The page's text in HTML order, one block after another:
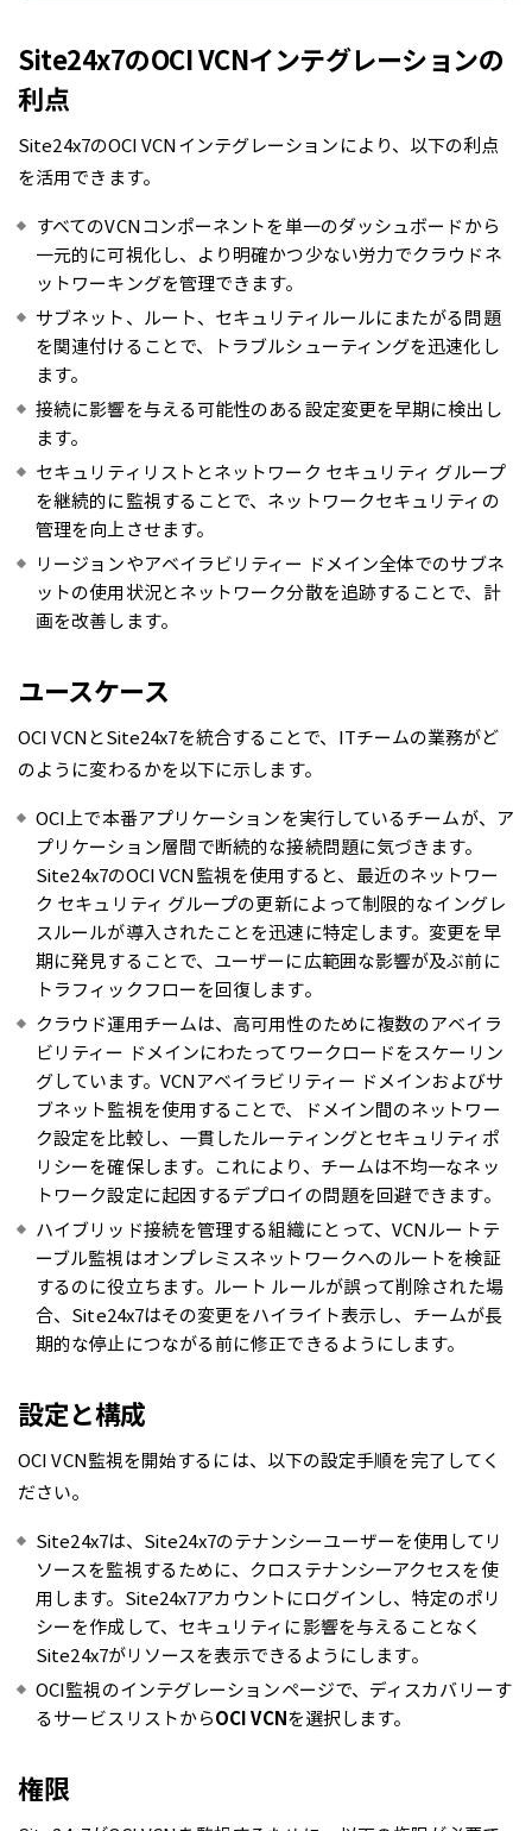
Site24x7のOCI VCNインテグレーションの
利点
Site24x7のOCI VCNインテグレーションにより、以下の利点
を活用できます。
すべてのVCNコンポーネントを単一のダッシュボードから
一元的に可視化し、より明確かつ少ない労力でクラウドネ
ットワーキングを管理できます。
サブネット、ルート、セキュリティルールにまたがる問題
を関連付けることで、トラブルシューティングを迅速化し
ます。
接続に影響を与える可能性のある設定変更を早期に検出し
ます。
セキュリティリストとネットワーク セキュリティ グループ
を継続的に監視することで、ネットワークセキュリティの
管理を向上させます。
リージョンやアベイラビリティー ドメイン全体でのサブネ
ットの使用状況とネットワーク分散を追跡することで、計
画を改善します。
ユースケース
OCI VCNとSite24x7を統合することで、ITチームの業務がど
のように変わるかを以下に示します。
OCI上で本番アプリケーションを実行しているチームが、ア
プリケーション層間で断続的な接続問題に気づきます。
Site24x7のOCI VCN監視を使用すると、最近のネットワー
ク セキュリティ グループの更新によって制限的なイングレ
スルールが導入されたことを迅速に特定します。変更を早
期に発見することで、ユーザーに広範囲な影響が及ぶ前に
トラフィックフローを回復します。
クラウド運用チームは、高可用性のために複数のアベイラ
ビリティー ドメインにわたってワークロードをスケーリン
グしています。VCNアベイラビリティー ドメインおよびサ
ブネット監視を使用することで、ドメイン間のネットワー
ク設定を比較し、一貫したルーティングとセキュリティポ
リシーを確保します。これにより、チームは不均一なネッ
トワーク設定に起因するデプロイの問題を回避できます。
ハイブリッド接続を管理する組織にとって、VCNルートテ
ーブル監視はオンプレミスネットワークへのルートを検証
するのに役立ちます。ルート ルールが誤って削除された場
合、Site24x7はその変更をハイライト表示し、チームが長
期的な停止につながる前に修正できるようにします。
設定と構成
OCI VCN監視を開始するには、以下の設定手順を完了してく
ださい。
Site24x7は、Site24x7のテナンシーユーザーを使用してリ
ソースを監視するために、クロステナンシーアクセスを使
用します。Site24x7アカウントにログインし、特定のポリ
シーを作成して、セキュリティに影響を与えることなく
Site24x7がリソースを表示できるようにします。
OCI監視のインテグレーションページで、ディスカバリーす
るサービスリストからOCI VCNを選択します。
権限